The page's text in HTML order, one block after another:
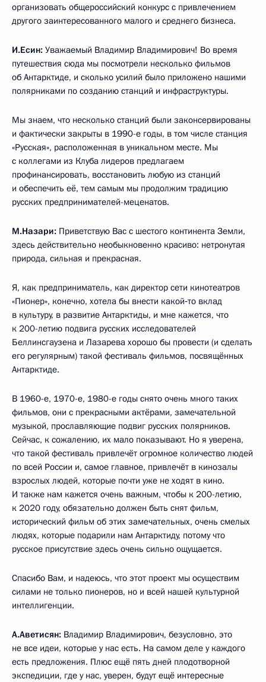
организовать общероссийский конкурс с привлечением
другого заинтересованного малого и среднего бизнеса.
И.Есин: Уважаемый Владимир Владимирович! Во время
путешествия сюда мы посмотрели несколько фильмов
об Антарктиде, и сколько усилий было приложено нашими
полярниками по созданию станций и инфраструктуры.
Мы знаем, что несколько станций были законсервированы
и фактически закрыты в 1990-е годы, в том числе станция
«Русская», расположенная в уникальном месте. Мы
с коллегами из Клуба лидеров предлагаем
профинансировать, восстановить любую из станций
и обеспечить её, тем самым мы продолжим традицию
русских предпринимателей-меценатов.
М.Назари: Приветствую Вас с шестого континента Земли,
здесь действительно необыкновенно красиво: нетронутая
природа, сильная и прекрасная.
Я, как предприниматель, как директор сети кинотеатров
«Пионер», конечно, хотела бы внести какой‑то вклад
в культуру, в развитие Антарктиды, и мне кажется, что
к 200-летию подвига русских исследователей
Беллинсгаузена и Лазарева хорошо бы провести (и сделать
его регулярным) такой фестиваль фильмов, посвящённых
Антарктиде.
В 1960-е, 1970-е, 1980-е годы снято очень много таких
фильмов, они с прекрасными актёрами, замечательной
музыкой, прославляющие подвиг русских полярников.
Сейчас, к сожалению, их мало показывают. Но я уверена,
что такой фестиваль привлечёт огромное количество людей
по всей России и, самое главное, привлечёт в кинозалы
взрослых людей, которые почти уже не ходят в кино.
И также нам кажется очень важным, чтобы к 200-летию,
к 2020 году, обязательно должен быть снят фильм,
исторический фильм об этих замечательных, очень смелых
людях, которые подарили нам Антарктиду, потому что
русское присутствие здесь очень сильно ощущается.
Спасибо Вам, и надеюсь, что этот проект мы осуществим
силами не только пионеров, но и всей нашей культурной
интеллигенции.
А.Аветисян: Владимир Владимирович, безусловно, это
не все идеи, которые у нас есть. На самом деле у каждого
есть предложения. Плюс ещё пять дней плодотворной
экспедиции, где у нас, уверен, будут ещё интересные